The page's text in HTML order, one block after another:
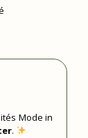
Mode in
.